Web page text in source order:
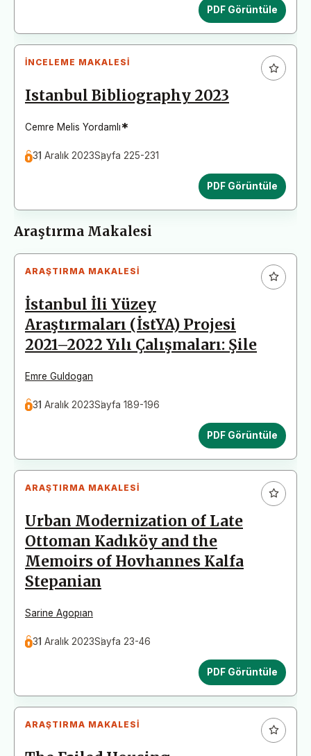
PDF Görüntüle
İNCELEME MAKALESI
Istanbul Bibliography 2023
Cemre Melis Yordamlı*
31 Aralık 2023Sayfa 225-231
PDF Görüntüle
Araştırma Makalesi
ARAŞTIRMA MAKALESI
İstanbul İli Yüzey
Araştırmaları (İstYA) Projesi
2021–2022 Yılı Çalışmaları: Şile
Emre Guldogan
31 Aralık 2023Sayfa 189-196
PDF Görüntüle
ARAŞTIRMA MAKALESI
Urban Modernization of Late
Ottoman Kadıköy and the
Memoirs of Hovhannes Kalfa
Stepanian
Sarine Agopıan
31 Aralık 2023Sayfa 23-46
PDF Görüntüle
ARAŞTIRMA MAKALESI